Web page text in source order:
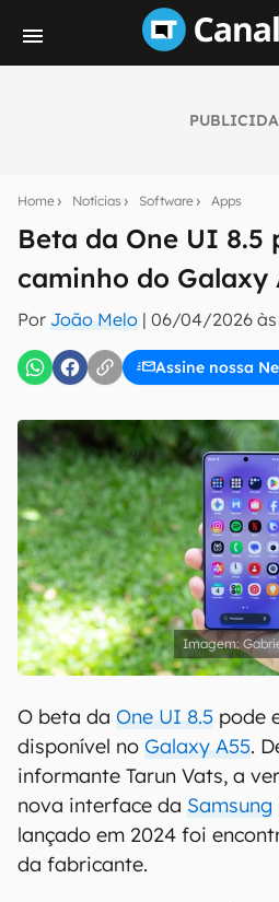
Home Notícias Software Apps
Beta da One UI 8.5
caminho do Galaxy
Por João Melo | 06/04/2026 às
Assine nossa
notícias e reviews sobre
mão.
E-mail
inscreva-
Confirmo que li, aceito e
Uso e Política de Privacidade
O beta da One UI 8.5 pode
disponível no Galaxy A55.
informante Tarun Vats, a
nova interface da Samsung
lançado em 2024 foi
da fabricante.